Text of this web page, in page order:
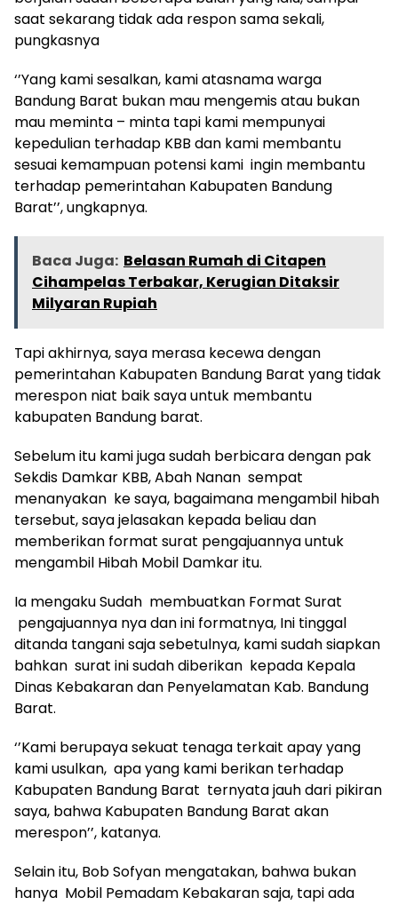
saat sekarang tidak ada respon sama sekali,
pungkasnya
‘’Yang kami sesalkan, kami atasnama warga
Bandung Barat bukan mau mengemis atau bukan
mau meminta – minta tapi kami mempunyai
kepedulian terhadap KBB dan kami membantu
sesuai kemampuan potensi kami ingin membantu
terhadap pemerintahan Kabupaten Bandung
Barat’’, ungkapnya.
Baca Juga: Belasan Rumah di Citapen
Cihampelas Terbakar, Kerugian Ditaksir
Milyaran Rupiah
Tapi akhirnya, saya merasa kecewa dengan
pemerintahan Kabupaten Bandung Barat yang tidak
merespon niat baik saya untuk membantu
kabupaten Bandung barat.
Sebelum itu kami juga sudah berbicara dengan pak
Sekdis Damkar KBB, Abah Nanan sempat
menanyakan ke saya, bagaimana mengambil hibah
tersebut, saya jelasakan kepada beliau dan
memberikan format surat pengajuannya untuk
mengambil Hibah Mobil Damkar itu.
Ia mengaku Sudah membuatkan Format Surat
pengajuannya nya dan ini formatnya, Ini tinggal
ditanda tangani saja sebetulnya, kami sudah siapkan
bahkan surat ini sudah diberikan kepada Kepala
Dinas Kebakaran dan Penyelamatan Kab. Bandung
Barat.
‘’Kami berupaya sekuat tenaga terkait apay yang
kami usulkan, apa yang kami berikan terhadap
Kabupaten Bandung Barat ternyata jauh dari pikiran
saya, bahwa Kabupaten Bandung Barat akan
merespon’’, katanya.
Selain itu, Bob Sofyan mengatakan, bahwa bukan
hanya Mobil Pemadam Kebakaran saja, tapi ada